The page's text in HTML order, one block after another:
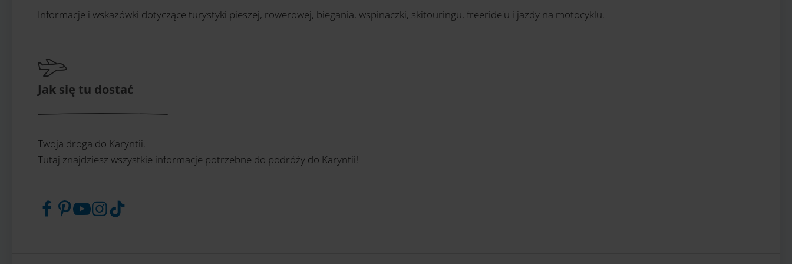
Informacje i wskazówki dotyczące turystyki pieszej, rowerowej, biegania, wspinaczki, skitouringu, freeride'u i jazdy na motocyklu.
Jak się tu dostać
Twoja droga do Karyntii.
Tutaj znajdziesz wszystkie informacje potrzebne do podróży do Karyntii!